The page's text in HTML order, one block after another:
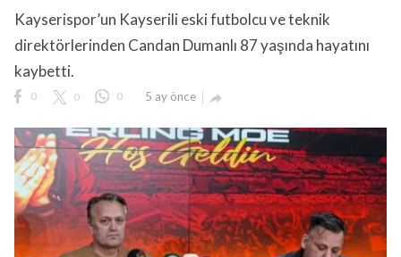
Kayserispor’un Kayserili eski futbolcu ve teknik
direktörlerinden Candan Dumanlı 87 yaşında hayatını
kaybetti.
0 0 0 5 ay önce 